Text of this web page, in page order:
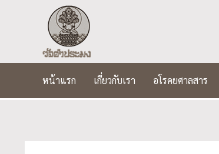
หน้าแรก เกี่ยวกับเรา อโรคยศาลสาร